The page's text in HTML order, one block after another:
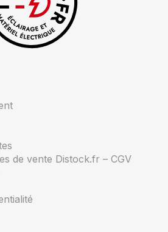
de vente Distock.fr – CGV